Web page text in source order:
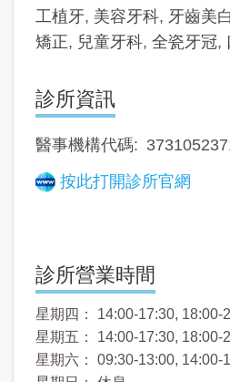
工植牙, 美容牙科, 牙齒美白
矯正, 兒童牙科, 全瓷牙冠,
診所資訊
醫事機構代碼
按此打開診所官網
診所營業時間
星期四： 14:00-17:30, 18:00-
星期五： 14:00-17:30, 18:00-
星期六： 09:30-13:00, 14:00-